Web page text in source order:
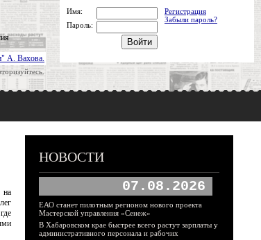
А. Вахова.
Имя:
Регистрация
Забыли пароль?
Пароль:
на
НОВОСТИ
07.08.2026
ЕАО станет пилотным регионом нового проекта
Мастерской управления «Сенеж»
В Хабаровском крае быстрее всего растут зарплаты у
административного персонала и рабочих